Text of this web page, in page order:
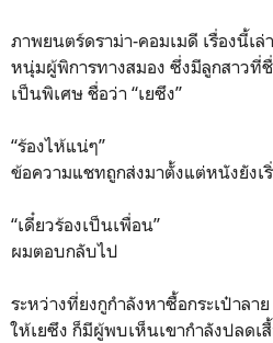
ภาพยนตร์ดราม่า-คอมเมดี เรื่องนี้เล่
หนุ่มผู้พิการทางสมอง ซึ่งมีลูกสาวที่
เป็นพิเศษ ชื่อว่า “เยซึง”
“ร้องไห้แน่ๆ”
ข้อความแชทถูกส่งมาตั้งแต่หนังยังเ
“เดี๋ยวร้องเป็นเพื่อน”
ผมตอบกลับไป
ระหว่างที่ยงกูกำลังหาซื้อกระเป๋าล
ให้เยซึง ก็มีผู้พบเห็นเขากำลังปลดเ